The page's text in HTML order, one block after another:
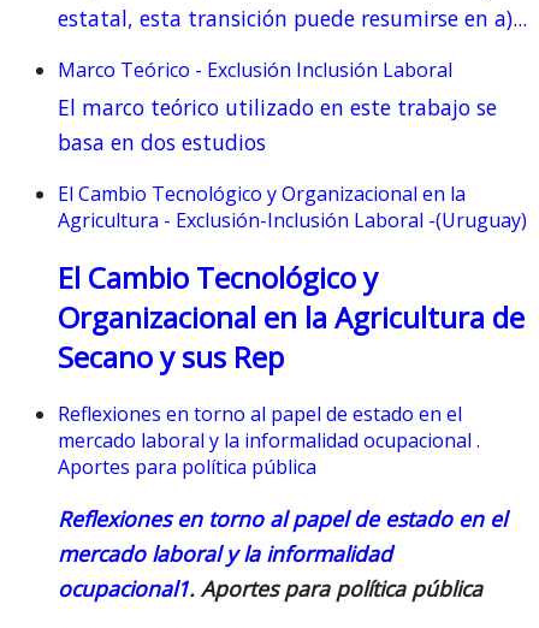
estatal, esta transición puede resumirse en a)...
Marco Teórico - Exclusión Inclusión Laboral
El marco teórico utilizado en este trabajo se
basa en dos estudios
El Cambio Tecnológico y Organizacional en la
Agricultura - Exclusión-Inclusión Laboral -(Uruguay)
El Cambio Tecnológico y
Organizacional en la Agricultura de
Secano y sus Rep
Reflexiones en torno al papel de estado en el
mercado laboral y la informalidad ocupacional .
Aportes para política pública
Reflexiones en torno al papel de estado en el
mercado laboral y la informalidad
ocupacional1. Aportes para política pública